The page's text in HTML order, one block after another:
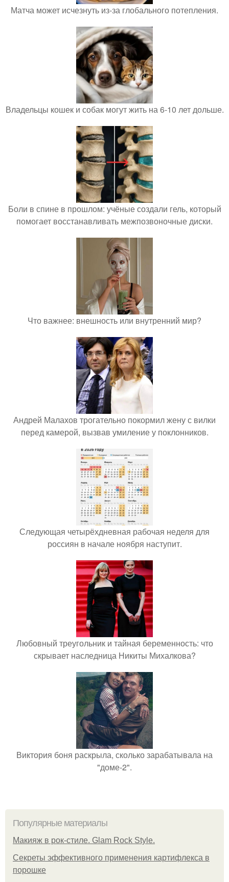
Матча может исчезнуть из-за глобального потепления.
Владельцы кошек и собак могут жить на 6-10 лет дольше.
Боли в спине в прошлом: учёные создали гель, который
помогает восстанавливать межпозвоночные диски.
Что важнее: внешность или внутренний мир?
Андрей Малахов трогательно покормил жену с вилки
перед камерой, вызвав умиление у поклонников.
Следующая четырёхдневная рабочая неделя для
россиян в начале ноября наступит.
Любовный треугольник и тайная беременность: что
скрывает наследница Никиты Михалкова?
Виктория боня раскрыла, сколько зарабатывала на
"доме-2".
Популярные материалы
Макияж в рок-стиле. Glam Rock Style.
Секреты эффективного применения картифлекса в
порошке